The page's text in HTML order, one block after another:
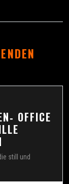
OFFICE
still und